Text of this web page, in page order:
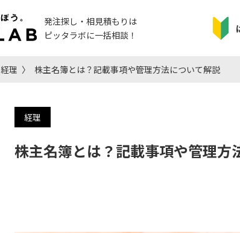
発注探し・相見積もりは
ピッタラボに一括相談！
経理 株主名簿とは？記載事項や管理方法について解説
経理
株主名簿とは？記載事項や管理方